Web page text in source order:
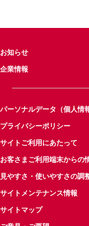
お知らせ
企業情報
パーソナルデータ（個人情
プライバシーポリシー
サイトご利用にあたって
お客さまご利用端末からの
見やすさ・使いやすさの調
サイトメンテナンス情報
サイトマップ